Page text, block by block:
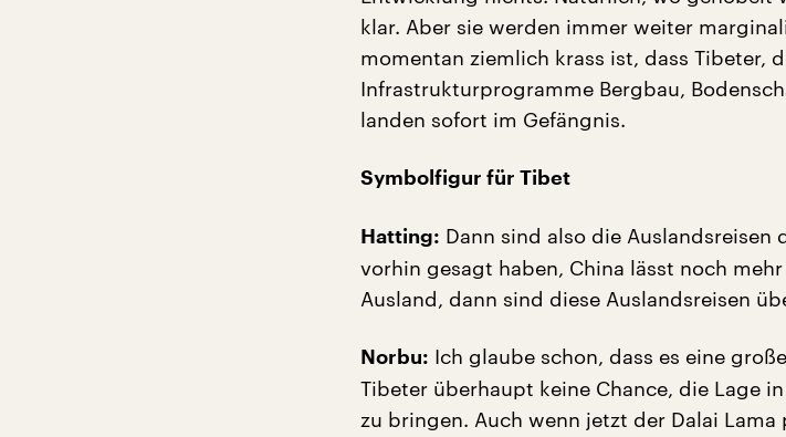
klar. Aber sie werden immer weiter
momentan ziemlich krass ist, dass Tibeter,
Infrastrukturprogramme Bergbau,
landen sofort im Gefängnis.
Symbolfigur für Tibet
Hatting: Dann sind also die Auslandsreisen
vorhin gesagt haben, China lässt noch
Ausland, dann sind diese Auslandsreisen
Norbu: Ich glaube schon, dass es eine
Tibeter überhaupt keine Chance, die Lage
zu bringen. Auch wenn jetzt der Dalai